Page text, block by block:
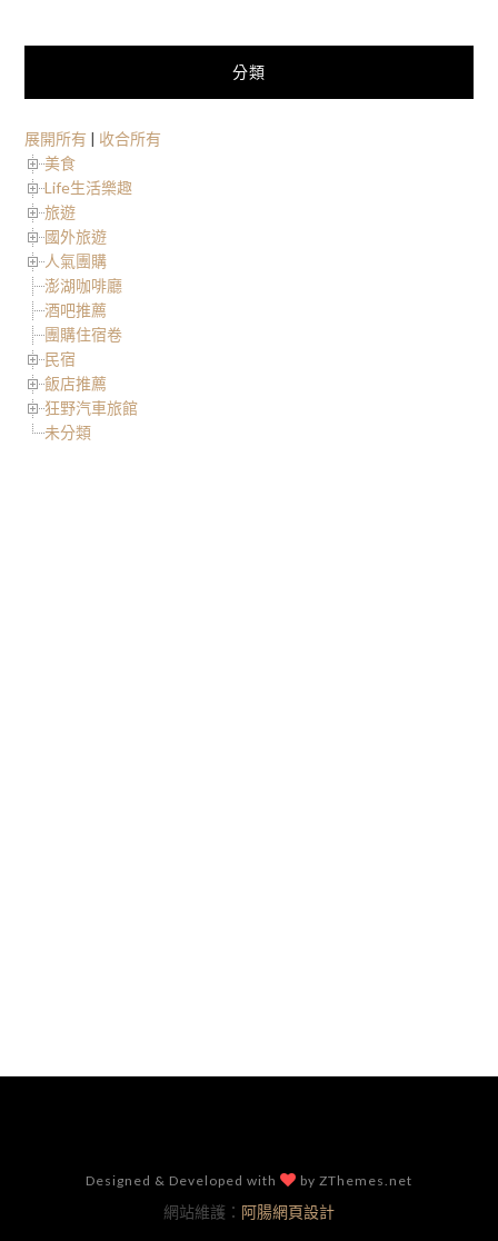
分類
展開所有 | 收合所有
美食
Life生活樂趣
旅遊
國外旅遊
人氣團購
澎湖咖啡廳
酒吧推薦
團購住宿卷
民宿
飯店推薦
狂野汽車旅館
未分類
Designed & Developed with by ZThemes.net
網站維護： 阿腸網頁設計